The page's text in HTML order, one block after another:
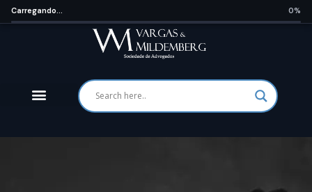
Carregando... 0%